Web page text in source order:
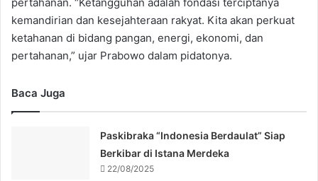
kemandirian dan kesejahteraan rakyat. Kita akan perkuat
ketahanan di bidang pangan, energi, ekonomi, dan
pertahanan,” ujar Prabowo dalam pidatonya.
Baca Juga
Paskibraka “Indonesia Berdaulat” Siap
Berkibar di Istana Merdeka
22/08/2025